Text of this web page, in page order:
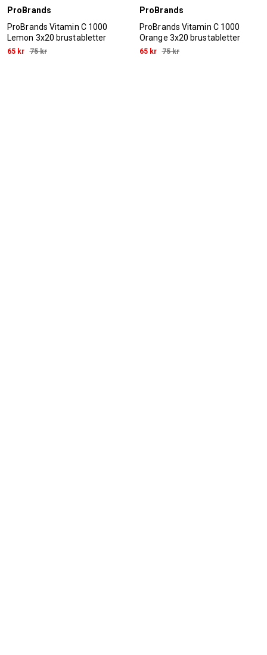
ProBrands
ProBrands Vitamin C 1000
Lemon 3x20 brustabletter
65 kr 75 kr
ProBrands
ProBrands Vitamin C 1000
Orange 3x20 brustabletter
65 kr 75 kr